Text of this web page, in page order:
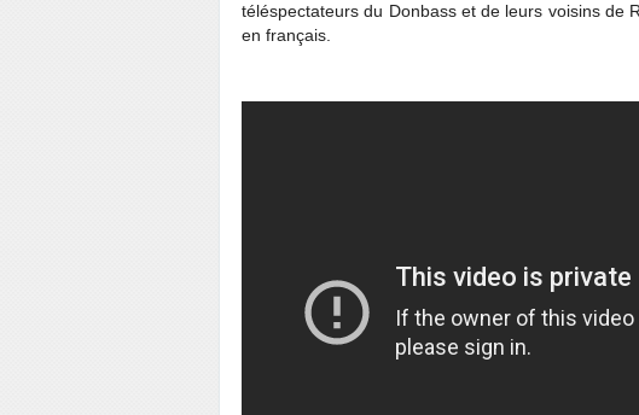
téléspectateurs du Donbass et de leurs voisins de
en français.